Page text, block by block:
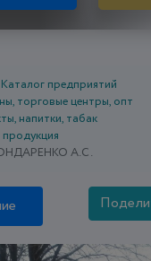
Каталог предприятий
торговые центры, опт
напитки, табак
А.С.